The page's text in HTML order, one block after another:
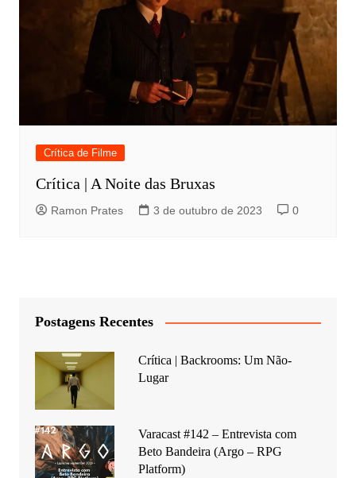
Crítica de Filme
Crítica | A Noite das Bruxas
Ramon Prates 3 de outubro de 2023 0
Postagens Recentes
Crítica | Backrooms: Um Não-
Lugar
Varacast #142 – Entrevista com
Beto Bandeira (Argo – RPG
Platform)